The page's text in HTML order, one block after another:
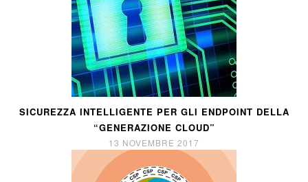
SICUREZZA INTELLIGENTE PER GLI ENDPOINT DELLA
“GENERAZIONE CLOUD”
13 NOVEMBRE 2017